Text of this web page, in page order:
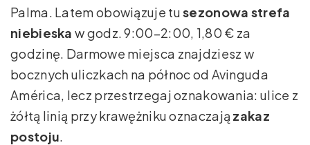
Palma. Latem obowiązuje tusezonowa strefa
niebieska w godz. 9:00–2:00, 1,80 € za
godzinę. Darmowe miejsca znajdziesz w
bocznych uliczkach na północ od Avinguda
América, lecz przestrzegaj oznakowania: ulice z
żółtą linią przy krawężniku oznaczają zakaz
postoju.